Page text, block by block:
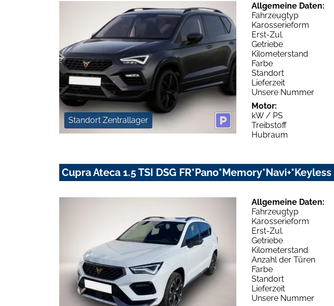
Standort Zentrallager
Allgemeine Daten:
Fahrzeugtyp
Karosserieform
Erst-Zul.
Getriebe
Kilometerstand
Farbe
Standort
Lieferzeit
Unsere Nummer
Motor:
kW / PS
Treibstoff
Hubraum
Cupra Ateca 1.5 TSI DSG FR*Pano*Memory*Navi+*Keyless
Allgemeine Daten:
Fahrzeugtyp
Karosserieform
Erst-Zul.
Getriebe
Kilometerstand
Anzahl der Türen
Farbe
Standort
Lieferzeit
Unsere Nummer